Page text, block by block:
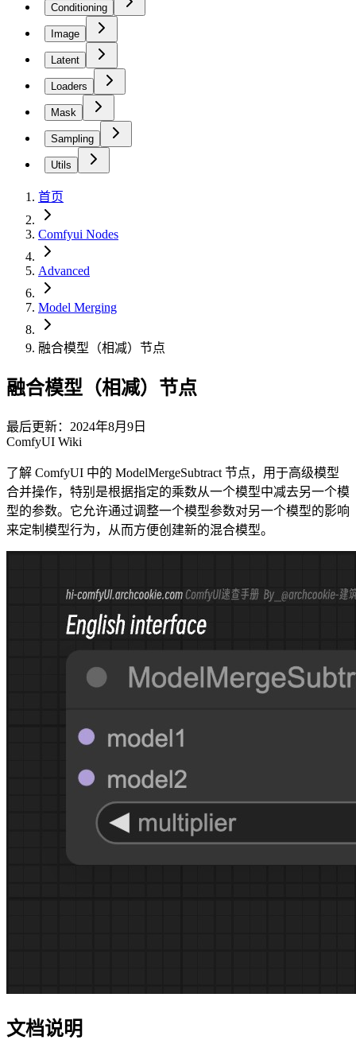
Conditioning
Image
Latent
Loaders
Mask
Sampling
Utils
首页
Comfyui Nodes
Advanced
Model Merging
融合模型（相减）节点
融合模型（相减）节点
最后更新：2024年8月9日
ComfyUI Wiki
了解 ComfyUI 中的 ModelMergeSubtract 节点，用于高级模型
合并操作，特别是根据指定的乘数从一个模型中减去另一个模
型的参数。它允许通过调整一个模型参数对另一个模型的影响
来定制模型行为，从而方便创建新的混合模型。
文档说明